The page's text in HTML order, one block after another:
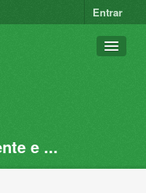
Entrar
e ...